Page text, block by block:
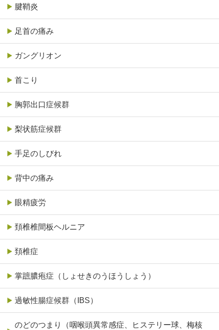
腱鞘炎
足首の痛み
ガングリオン
首こり
胸郭出口症候群
梨状筋症候群
手足のしびれ
背中の痛み
眼精疲労
頚椎椎間板ヘルニア
頚椎症
掌蹠膿疱症（しょせきのうほうしょう）
過敏性腸症候群（IBS）
のどのつまり（咽喉頭異常感症、ヒステリー球、梅核